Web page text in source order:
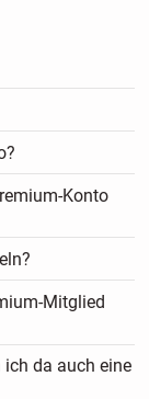
Konto
Mitglied
ich da auch eine